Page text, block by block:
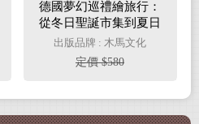
德國夢幻巡禮繪旅行：
從冬日聖誕市集到夏日
阿爾卑斯山景，環德壯
遊路線全紀錄
出版品牌 : 木馬文化
定價 $580